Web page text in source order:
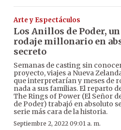
Arte y Espectáculos
Los Anillos de Poder, un
rodaje millonario en
secreto
Semanas de casting sin
proyecto, viajes a Nueva
que interpretarían y meses de
nada a sus familias. El reparto
The Rings of Power (El Señor
de Poder) trabajó en absoluto
serie más cara de la historia.
Septiembre 2, 2022 09:01 a. m.